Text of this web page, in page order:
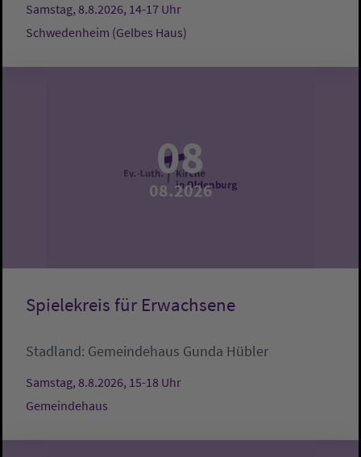
Samstag, 8.8.2026, 14-17 Uhr
Schwedenheim (Gelbes Haus)
08
08.2026
Spielekreis für Erwachsene
Stadland: Gemeindehaus Gunda Hübler
Samstag, 8.8.2026, 15-18 Uhr
Gemeindehaus